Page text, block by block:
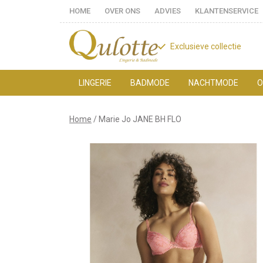
HOME OVER ONS ADVIES KLANTENSERVICE
Exclusieve collectie
LINGERIE BADMODE NACHTMODE
MarieHome Marie Jo JANE BH FLO